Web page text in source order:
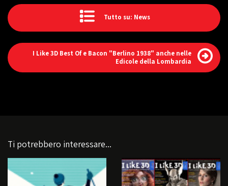
Tutto su: News
I Like 3D Best Of e Bacon "Berlino 1938" anche nelle
Edicole della Lombardia
Ti potrebbero interessare...